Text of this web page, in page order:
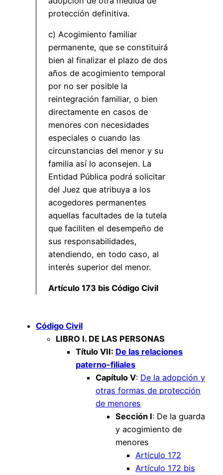
protección definitiva.
c) Acogimiento familiar
permanente, que se constituirá
bien al finalizar el plazo de dos
años de acogimiento temporal
por no ser posible la
reintegración familiar, o bien
directamente en casos de
menores con necesidades
especiales o cuando las
circunstancias del menor y su
familia así lo aconsejen. La
Entidad Pública podrá solicitar
del Juez que atribuya a los
acogedores permanentes
aquellas facultades de la tutela
que faciliten el desempeño de
sus responsabilidades,
atendiendo, en todo caso, al
interés superior del menor.
Artículo 173 bis Código Civil
Código Civil
LIBRO I. DE LAS PERSONAS
Título VII: De las relaciones
paterno-filiales
Capítulo V: De la adopción y
otras formas de protección
de menores
Sección I: De la guarda
y acogimiento de
menores
Artículo 172
Artículo 172 bis